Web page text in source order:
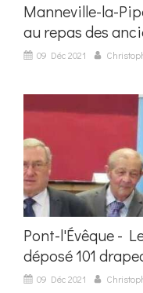
Manneville-la-
au repas des
09 Déc 2021
Pont-l'Évêque -
déposé 101
09 Déc 2021